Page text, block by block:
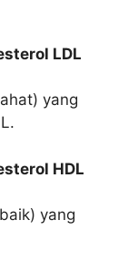
LDL
yang
HDL
yang